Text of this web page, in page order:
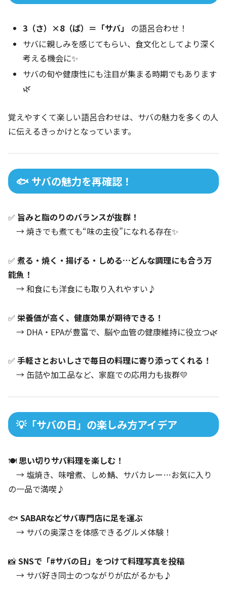
3（さ）×8（ば）＝「サバ」
の語呂合わせ！
サバに親しみを感じてもらい、食文化としてより深く
考える機会に✨
サバの旬や健康性にも注目が集まる時期でもあります
🌿
覚えやすくて楽しい語呂合わせは、サバの魅力を多くの人
に伝えるきっかけとなっています。
🐟 サバの魅力を再確認！
✅ 旨みと脂のりのバランスが抜群！
→ 焼きでも煮ても“味の主役”になれる存在✨
✅ 煮る・焼く・揚げる・しめる…どんな調理にも合う万
能魚！
→ 和食にも洋食にも取り入れやすい♪
✅ 栄養価が高く、健康効果が期待できる！
→ DHA・EPAが豊富で、脳や血管の健康維持に役立つ🌿
✅ 手軽さとおいしさで毎日の料理に寄り添ってくれる！
→ 缶詰や加工品など、家庭での応用力も抜群💛
💡「サバの日」の楽しみ方アイデア
🍽️思い切りサバ料理を楽しむ！
→ 塩焼き、味噌煮、しめ鯖、サバカレー…お気に入り
の一品で満喫♪
🐟 SABARなどサバ専門店に足を運ぶ
→ サバの奥深さを体感できるグルメ体験！
📸SNSで「#サバの日」をつけて料理写真を投稿
→ サバ好き同士のつながりが広がるかも♪